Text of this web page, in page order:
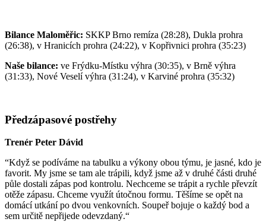
Bilance Maloměřic: SKKP Brno remíza (28:28), Dukla prohra
(26:38), v Hranicích prohra (24:22), v Kopřivnici prohra (35:23)
Naše bilance: ve Frýdku-Místku výhra (30:35), v Brně výhra
(31:33), Nové Veselí výhra (31:24), v Karviné prohra (35:32)
Předzápasové postřehy
Trenér Peter Dávid
“Když se podíváme na tabulku a výkony obou týmu, je jasné, kdo je
favorit. My jsme se tam ale trápili, když jsme až v druhé části druhé
půle dostali zápas pod kontrolu. Nechceme se trápit a rychle převzít
otěže zápasu. Chceme využít útočnou formu. Těšíme se opět na
domácí utkání po dvou venkovních. Soupeř bojuje o každý bod a
sem určitě nepřijede odevzdaný.“